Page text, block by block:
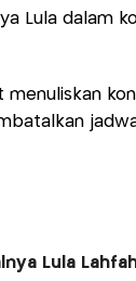
Lula dalam
Lula